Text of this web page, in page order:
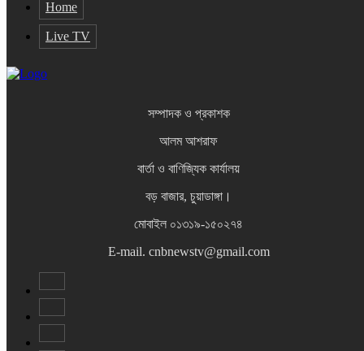
Home
Live TV
সম্পাদক ও প্রকাশক
আলম আশরাফ
বার্তা ও বাণিজ্যিক কার্যালয়
বড় বাজার, চুয়াডাঙ্গা।
মোবাইল ০১৩১৯-১৫০২৭৪
E-mail. cnbnewstv@gmail.com